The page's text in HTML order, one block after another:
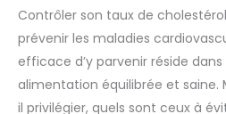
Contrôler son taux de
prévenir les maladies
efficace d’y parvenir réside dans
alimentation équilibrée et saine.
il privilégier, quels sont ceux à